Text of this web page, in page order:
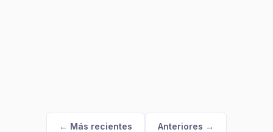
← Más recientes Anteriores →